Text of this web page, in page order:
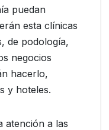
puedan
esta clínicas
de podología,
negocios
hacerlo,
y hoteles.
atención a las